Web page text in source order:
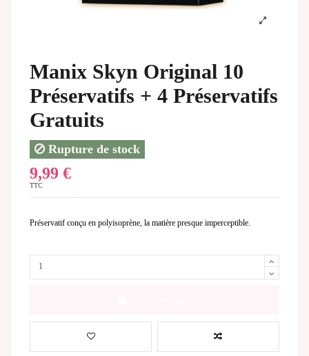
Manix Skyn Original 10
Préservatifs + 4 Préservatifs
Gratuits
Rupture de stock
9,99 €
TTC
Préservatif conçu en polyisoprène, la matière presque imperceptible.